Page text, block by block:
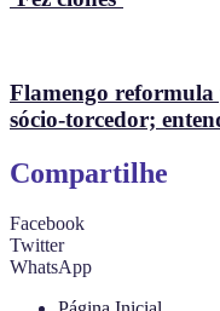
Flamengo
sócio-torcedor;
Compartilhe
Facebook
Twitter
WhatsApp